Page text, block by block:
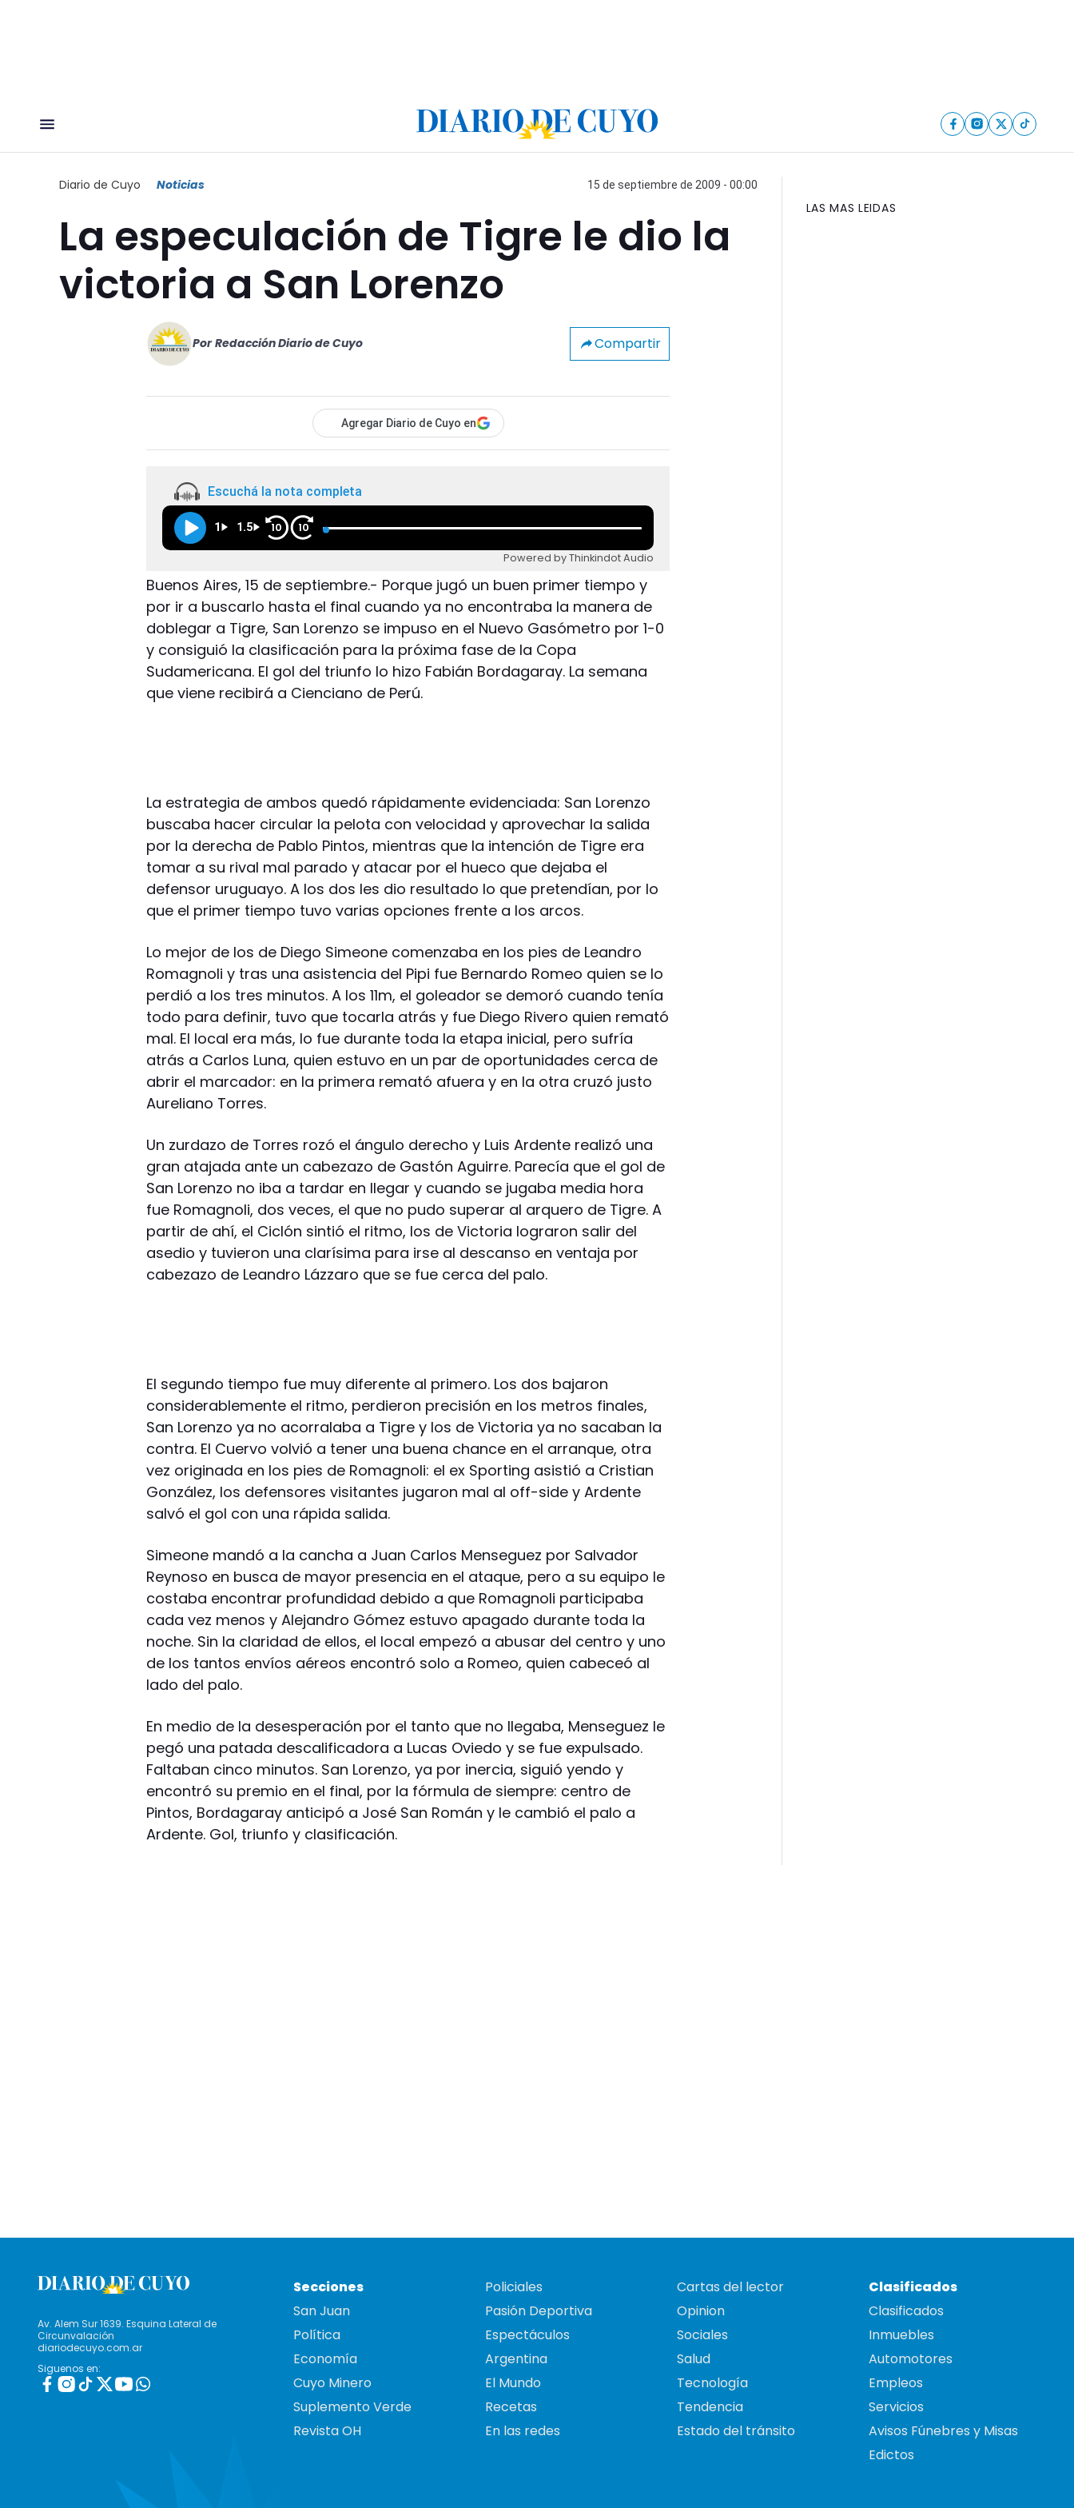
Diario de Cuyo Noticias 15 de septiembre de 2009 - 00:00
La especulación de Tigre le dio la
victoria a San Lorenzo
Por Redacción Diario de Cuyo Compartir
Agregar Diario de Cuyo en
Escuchá la nota completa
1 1.5 10 10
Powered by Thinkindot Audio
Buenos Aires, 15 de septiembre.- Porque jugó un buen primer tiempo y
por ir a buscarlo hasta el final cuando ya no encontraba la manera de
doblegar a Tigre, San Lorenzo se impuso en el Nuevo Gasómetro por 1-0
y consiguió la clasificación para la próxima fase de la Copa
Sudamericana. El gol del triunfo lo hizo Fabián Bordagaray. La semana
que viene recibirá a Cienciano de Perú.
La estrategia de ambos quedó rápidamente evidenciada: San Lorenzo
buscaba hacer circular la pelota con velocidad y aprovechar la salida
por la derecha de Pablo Pintos, mientras que la intención de Tigre era
tomar a su rival mal parado y atacar por el hueco que dejaba el
defensor uruguayo. A los dos les dio resultado lo que pretendían, por lo
que el primer tiempo tuvo varias opciones frente a los arcos.
Lo mejor de los de Diego Simeone comenzaba en los pies de Leandro
Romagnoli y tras una asistencia del Pipi fue Bernardo Romeo quien se lo
perdió a los tres minutos. A los 11m, el goleador se demoró cuando tenía
todo para definir, tuvo que tocarla atrás y fue Diego Rivero quien remató
mal. El local era más, lo fue durante toda la etapa inicial, pero sufría
atrás a Carlos Luna, quien estuvo en un par de oportunidades cerca de
abrir el marcador: en la primera remató afuera y en la otra cruzó justo
Aureliano Torres.
Un zurdazo de Torres rozó el ángulo derecho y Luis Ardente realizó una
gran atajada ante un cabezazo de Gastón Aguirre. Parecía que el gol de
San Lorenzo no iba a tardar en llegar y cuando se jugaba media hora
fue Romagnoli, dos veces, el que no pudo superar al arquero de Tigre. A
partir de ahí, el Ciclón sintió el ritmo, los de Victoria lograron salir del
asedio y tuvieron una clarísima para irse al descanso en ventaja por
cabezazo de Leandro Lázzaro que se fue cerca del palo.
El segundo tiempo fue muy diferente al primero. Los dos bajaron
considerablemente el ritmo, perdieron precisión en los metros finales,
San Lorenzo ya no acorralaba a Tigre y los de Victoria ya no sacaban la
contra. El Cuervo volvió a tener una buena chance en el arranque, otra
vez originada en los pies de Romagnoli: el ex Sporting asistió a Cristian
González, los defensores visitantes jugaron mal al off-side y Ardente
salvó el gol con una rápida salida.
Simeone mandó a la cancha a Juan Carlos Menseguez por Salvador
Reynoso en busca de mayor presencia en el ataque, pero a su equipo le
costaba encontrar profundidad debido a que Romagnoli participaba
cada vez menos y Alejandro Gómez estuvo apagado durante toda la
noche. Sin la claridad de ellos, el local empezó a abusar del centro y uno
de los tantos envíos aéreos encontró solo a Romeo, quien cabeceó al
lado del palo.
En medio de la desesperación por el tanto que no llegaba, Menseguez le
pegó una patada descalificadora a Lucas Oviedo y se fue expulsado.
Faltaban cinco minutos. San Lorenzo, ya por inercia, siguió yendo y
encontró su premio en el final, por la fórmula de siempre: centro de
Pintos, Bordagaray anticipó a José San Román y le cambió el palo a
Ardente. Gol, triunfo y clasificación.
LAS MAS LEIDAS
Av. Alem Sur 1639. Esquina Lateral de
Circunvalación
diariodecuyo.com.ar
Siguenos en:
Secciones
San Juan
Política
Economía
Cuyo Minero
Suplemento Verde
Revista OH
Policiales
Pasión Deportiva
Espectáculos
Argentina
El Mundo
Recetas
En las redes
Cartas del lector
Opinion
Sociales
Salud
Tecnología
Tendencia
Estado del tránsito
Clasificados
Clasificados
Inmuebles
Automotores
Empleos
Servicios
Avisos Fúnebres y Misas
Edictos